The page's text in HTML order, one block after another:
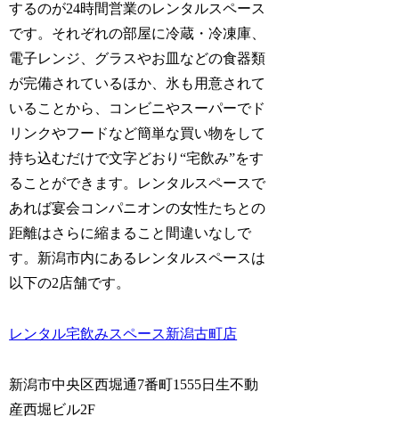
するのが24時間営業のレンタルスペース
です。それぞれの部屋に冷蔵・冷凍庫、
電子レンジ、グラスやお皿などの食器類
が完備されているほか、氷も用意されて
いることから、コンビニやスーパーでド
リンクやフードなど簡単な買い物をして
持ち込むだけで文字どおり“宅飲み”をす
ることができます。レンタルスペースで
あれば宴会コンパニオンの女性たちとの
距離はさらに縮まること間違いなしで
す。新潟市内にあるレンタルスペースは
以下の2店舗です。
レンタル宅飲みスペース新潟古町店
新潟市中央区西堀通7番町1555日生不動
産西堀ビル2F